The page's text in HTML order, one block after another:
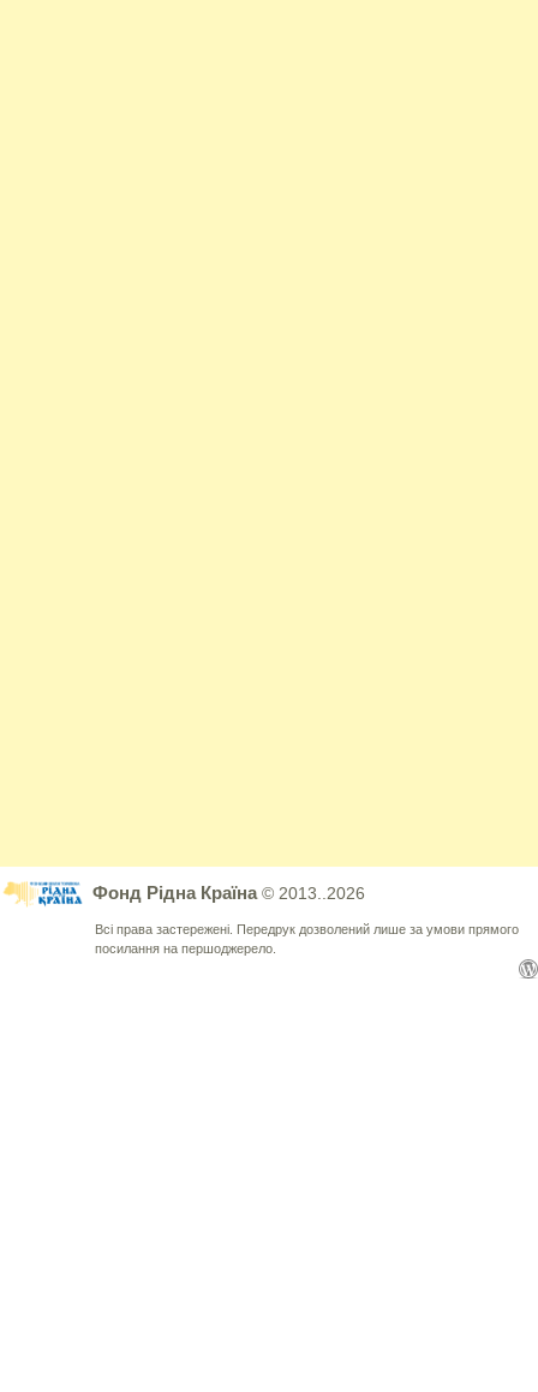
Фонд Рідна Країна© 2013..2026
Всі права застережені. Передрук дозволений лише за умови прямого
посилання на першоджерело.